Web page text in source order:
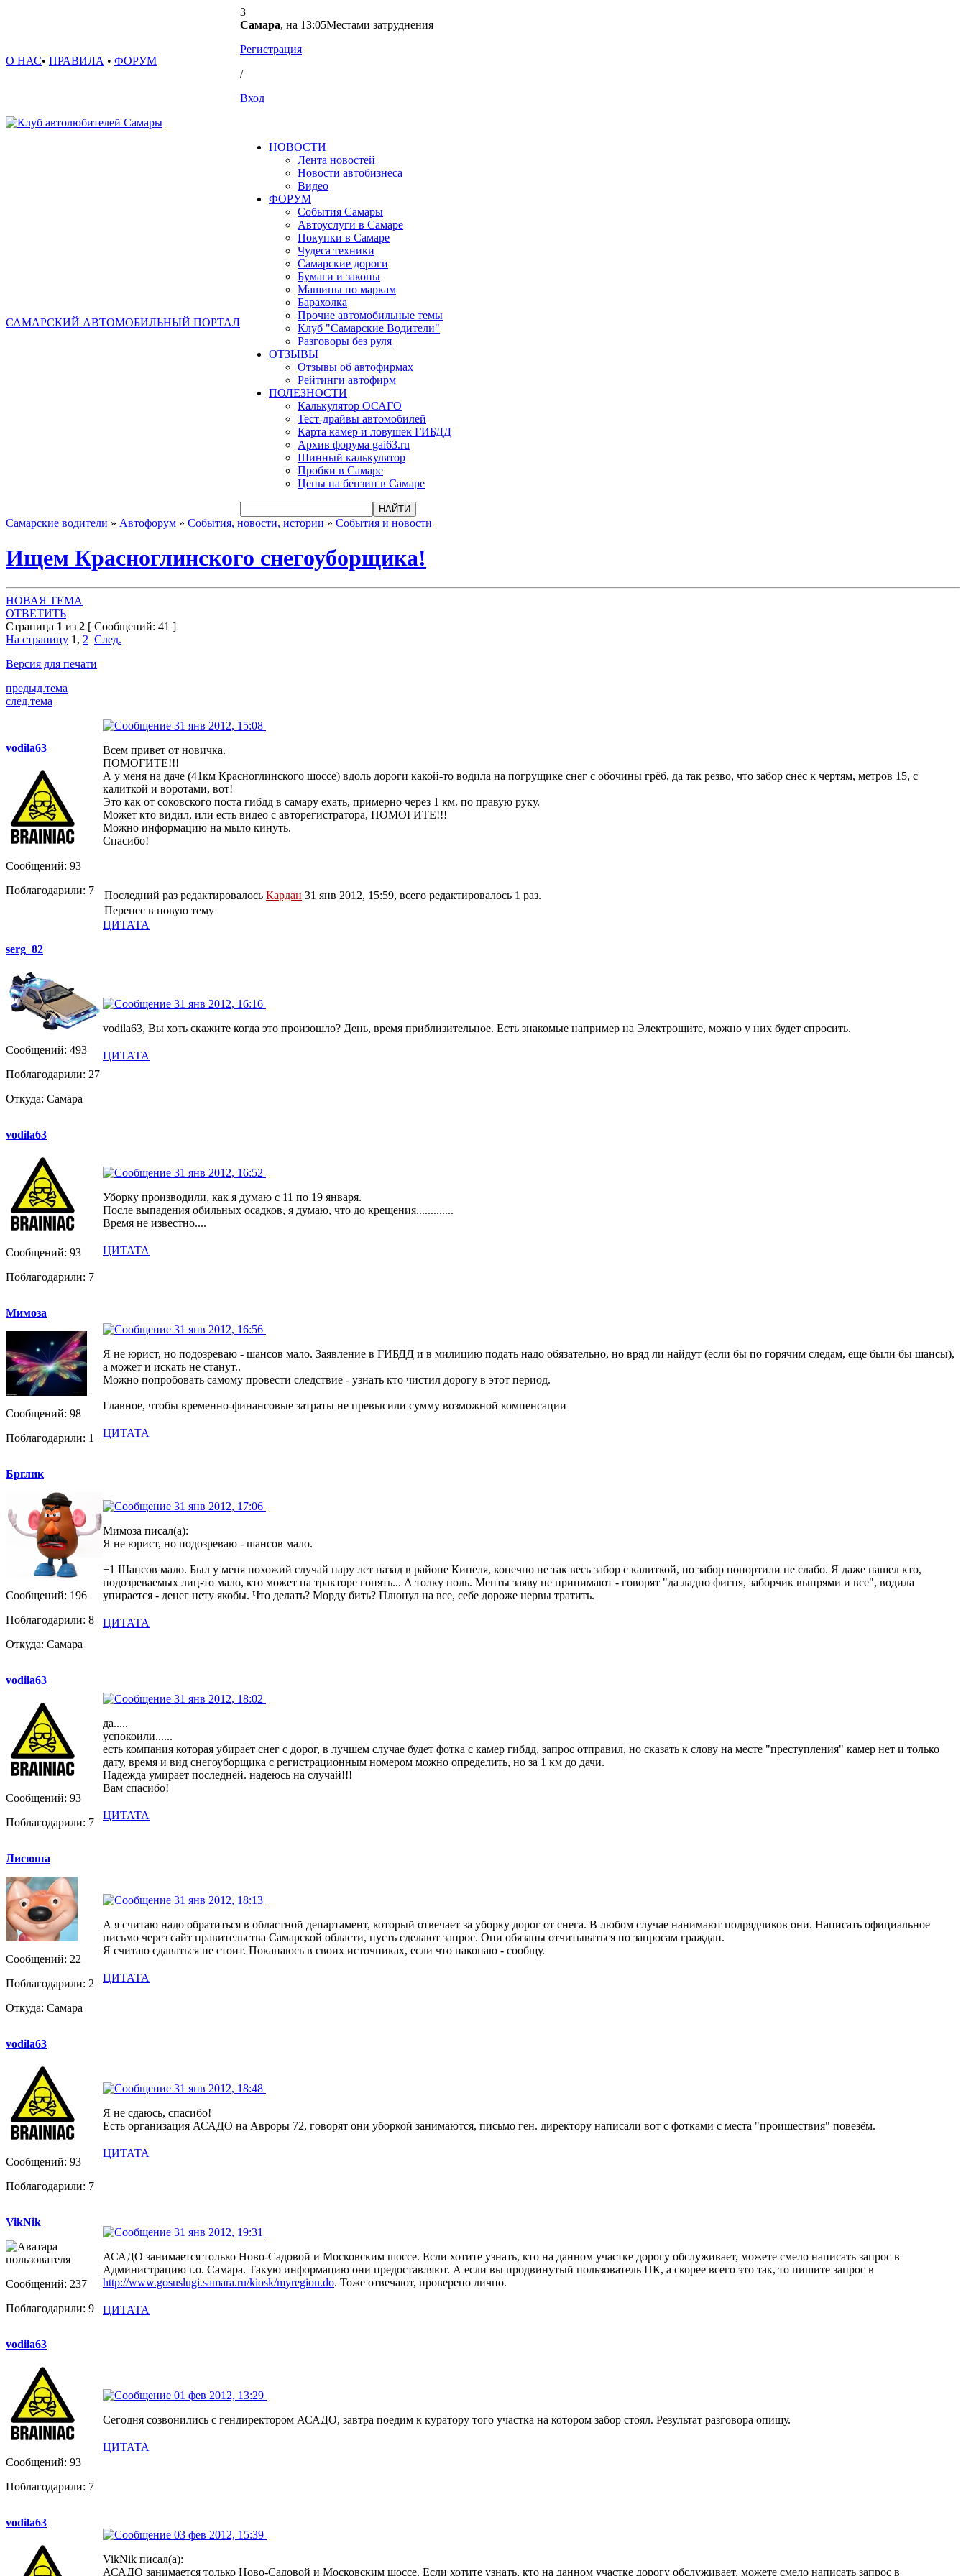
О НАС• ПРАВИЛА • ФОРУМ
3
Самара, на 13:05Местами затруднения
Регистрация
/
Вход
САМАРСКИЙ АВТОМОБИЛЬНЫЙ ПОРТАЛ
НОВОСТИ
Лента новостей
Новости автобизнеса
Видео
ФОРУМ
События Самары
Автоуслуги в Самаре
Покупки в Самаре
Чудеса техники
Самарские дороги
Бумаги и законы
Машины по маркам
Барахолка
Прочие автомобильные темы
Клуб "Самарские Водители"
Разговоры без руля
ОТЗЫВЫ
Отзывы об автофирмах
Рейтинги автофирм
ПОЛЕЗНОСТИ
Калькулятор ОСАГО
Тест-драйвы автомобилей
Карта камер и ловушек ГИБДД
Архив форума gai63.ru
Шинный калькулятор
Пробки в Самаре
Цены на бензин в Самаре
Самарские водители » Автофорум » События, новости, истории » События и новости
Ищем Красноглинского снегоуборщика!
НОВАЯ ТЕМА
ОТВЕТИТЬ
Страница 1 из 2 [ Сообщений: 41 ]
На страницу 1 , 2 След.
Версия для печати
предыд.тема
след.тема
vodila63
Сообщений: 93
Поблагодарили: 7
31 янв 2012, 15:08
Всем привет от новичка.
ПОМОГИТЕ!!!
А у меня на даче (41км Красноглинского шоссе) вдоль дороги какой-то водила на погрущике снег с обочины грёб, да так резво, что забор снёс к чертям, метров 15, с
калиткой и воротами, вот!
Это как от соковского поста гибдд в самару ехать, примерно через 1 км. по правую руку.
Может кто видил, или есть видео с авторегистратора, ПОМОГИТЕ!!!
Можно информацию на мыло кинуть.
Спасибо!
Последний раз редактировалось Кардан 31 янв 2012, 15:59, всего редактировалось 1 раз.
Перенес в новую тему
ЦИТАТА
serg_82
Сообщений: 493
Поблагодарили: 27
Откуда: Самара
31 янв 2012, 16:16
vodila63, Вы хоть скажите когда это произошло? День, время приблизительное. Есть знакомые например на Электрощите, можно у них будет спросить.
ЦИТАТА
vodila63
Сообщений: 93
Поблагодарили: 7
31 янв 2012, 16:52
Уборку производили, как я думаю с 11 по 19 января.
После выпадения обильных осадков, я думаю, что до крещения.............
Время не известно....
ЦИТАТА
Мимоза
Сообщений: 98
Поблагодарили: 1
31 янв 2012, 16:56
Я не юрист, но подозреваю - шансов мало. Заявление в ГИБДД и в милицию подать надо обязательно, но вряд ли найдут (если бы по горячим следам, еще были бы шансы),
а может и искать не станут..
Можно попробовать самому провести следствие - узнать кто чистил дорогу в этот период.
Главное, чтобы временно-финансовые затраты не превысили сумму возможной компенсации
ЦИТАТА
Брглик
Сообщений: 196
Поблагодарили: 8
Откуда: Самара
31 янв 2012, 17:06
Мимоза писал(а):
Я не юрист, но подозреваю - шансов мало.
+1 Шансов мало. Был у меня похожий случай пару лет назад в районе Кинеля, конечно не так весь забор с калиткой, но забор попортили не слабо. Я даже нашел кто,
подозреваемых лиц-то мало, кто может на тракторе гонять... А толку ноль. Менты заяву не принимают - говорят "да ладно фигня, заборчик выпрями и все", водила
упирается - денег нету якобы. Что делать? Морду бить? Плюнул на все, себе дороже нервы тратить.
ЦИТАТА
vodila63
Сообщений: 93
Поблагодарили: 7
31 янв 2012, 18:02
да.....
успокоили......
есть компания которая убирает снег с дорог, в лучшем случае будет фотка с камер гибдд, запрос отправил, но сказать к слову на месте "преступления" камер нет и только
дату, время и вид снегоуборщика с регистрационным номером можно определить, но за 1 км до дачи.
Надежда умирает последней. надеюсь на случай!!!
Вам спасибо!
ЦИТАТА
Лисюша
Сообщений: 22
Поблагодарили: 2
Откуда: Самара
31 янв 2012, 18:13
А я считаю надо обратиться в областной департамент, который отвечает за уборку дорог от снега. В любом случае нанимают подрядчиков они. Написать официальное
письмо через сайт правительства Самарской области, пусть сделают запрос. Они обязаны отчитываться по запросам граждан.
Я считаю сдаваться не стоит. Покапаюсь в своих источниках, если что накопаю - сообщу.
ЦИТАТА
vodila63
Сообщений: 93
Поблагодарили: 7
31 янв 2012, 18:48
Я не сдаюсь, спасибо!
Есть организация АСАДО на Авроры 72, говорят они уборкой занимаются, письмо ген. директору написали вот с фотками с места "проишествия" повезём.
ЦИТАТА
VikNik
Сообщений: 237
Поблагодарили: 9
31 янв 2012, 19:31
АСАДО занимается только Ново-Садовой и Московским шоссе. Если хотите узнать, кто на данном участке дорогу обслуживает, можете смело написать запрос в
Администрацию г.о. Самара. Такую информацию они предоставляют. А если вы продвинутый пользователь ПК, а скорее всего это так, то пишите запрос в
http://www.gosuslugi.samara.ru/kiosk/myregion.do. Тоже отвечают, проверено лично.
ЦИТАТА
vodila63
Сообщений: 93
Поблагодарили: 7
01 фев 2012, 13:29
Сегодня созвонились с гендиректором АСАДО, завтра поедим к куратору того участка на котором забор стоял. Результат разговора опишу.
ЦИТАТА
vodila63
03 фев 2012, 15:39
VikNik писал(а):
АСАДО занимается только Ново-Садовой и Московским шоссе. Если хотите узнать, кто на данном участке дорогу обслуживает, можете смело написать запрос в